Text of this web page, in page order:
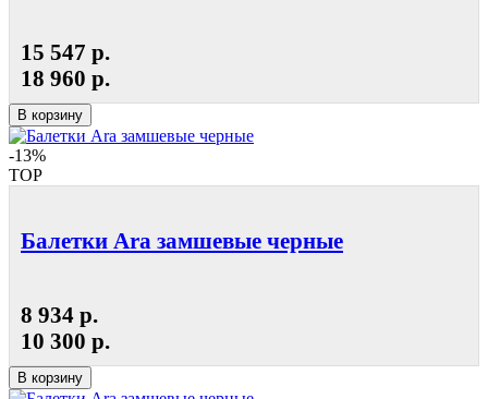
15 547 р.
18 960 р.
В корзину
-13%
TOP
Балетки Ara замшевые черные
8 934 р.
10 300 р.
В корзину